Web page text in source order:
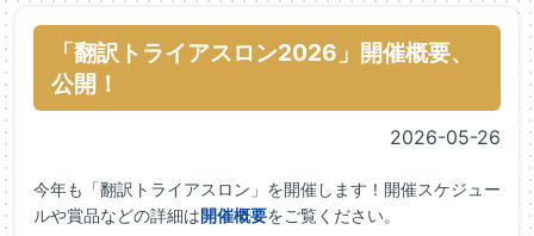
「翻訳トライアスロン2026」開催概要、
公開！
2026-05-26
今年も「翻訳トライアスロン」を開催します！開催スケジュー
ルや賞品などの詳細は開催概要をご覧ください。